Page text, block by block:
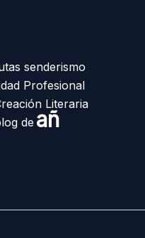
senderismo
Profesional
Literaria
de añ